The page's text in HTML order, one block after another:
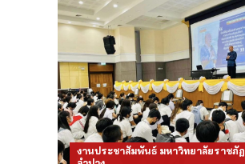
งานประชาสัมพันธ์ มหาวิทยาลัยราชภัฏ